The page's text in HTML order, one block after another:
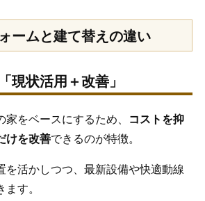
ームと建て替えの違い
現状活用＋改善」
をベースにするため、
コストを抑
けを改善できるのが特徴。
を活かしつつ、最新設備や快適動線
す。